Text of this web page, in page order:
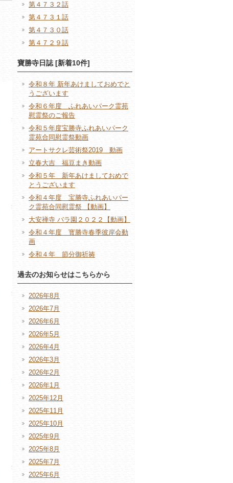
第４７３２話
第４７３１話
第４７３０話
第４７２９話
寶勝寺日誌 [新着10件]
令和８年 新年あけましておめでと
うございます
令和６年度 ふれあいパーク霊苑
慰霊祭のご報告
令和５年度宝勝寺ふれあいパーク
霊苑合同慰霊祭動画
アートサクレ芸術祭2019 動画
立春大吉 福豆まき動画
令和５年 新年あけましておめで
とうございます
令和４年度 宝勝寺ふれあいパー
ク霊苑合同慰霊祭 【動画】
大安禅寺 バラ園２０２２【動画】
令和４年度 寳勝寺春季彼岸会動
画
令和４年 節分御祈祷
過去のお知らせはこちらから
2026年8月
2026年7月
2026年6月
2026年5月
2026年4月
2026年3月
2026年2月
2026年1月
2025年12月
2025年11月
2025年10月
2025年9月
2025年8月
2025年7月
2025年6月